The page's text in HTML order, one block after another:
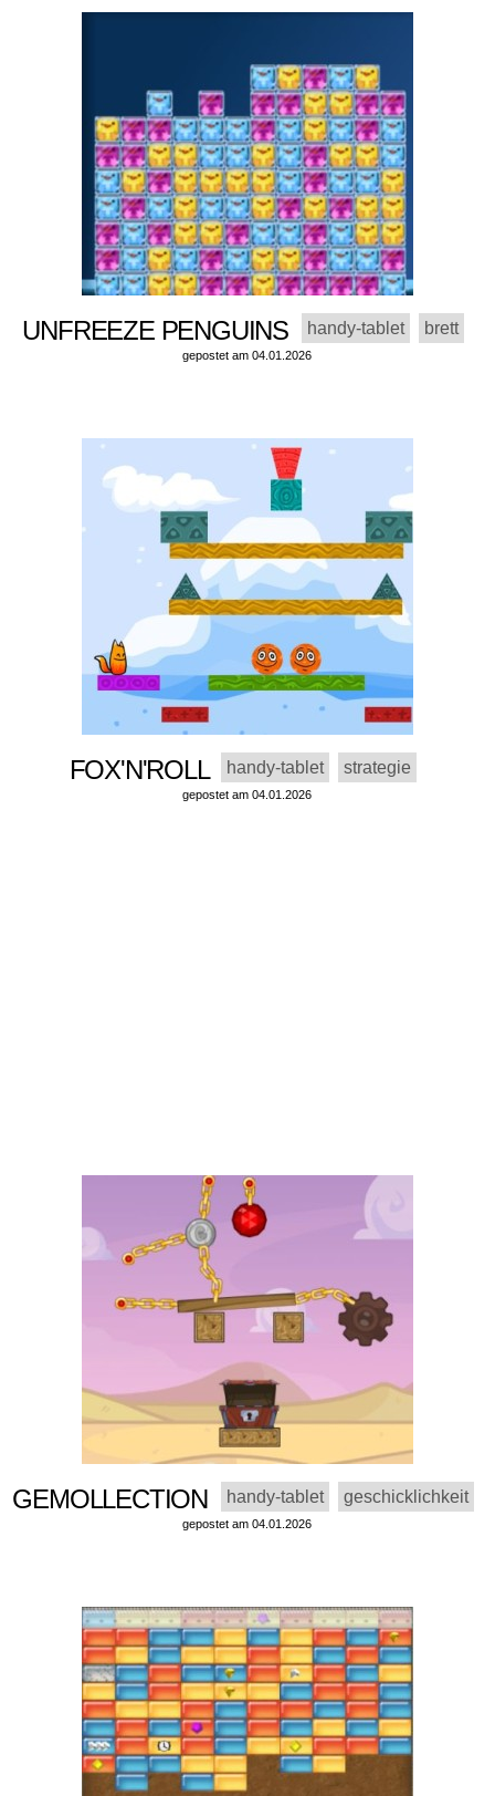
UNFREEZE PENGUINS handy-tablet brett
gepostet am 04.01.2026
FOX'N'ROLL handy-tablet strategie
gepostet am 04.01.2026
GEMOLLECTION handy-tablet geschicklichkeit
gepostet am 04.01.2026